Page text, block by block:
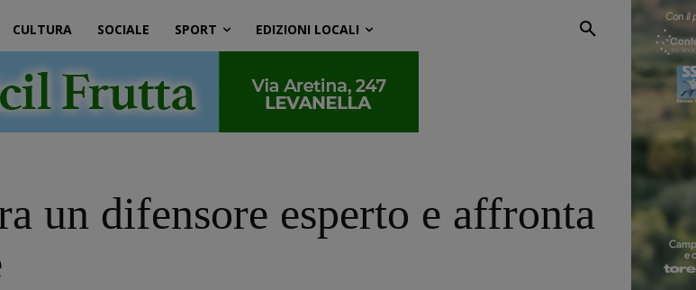
CULTURA SOCIALE SPORT EDIZIONI LOCALI
un difensore esperto e affronta